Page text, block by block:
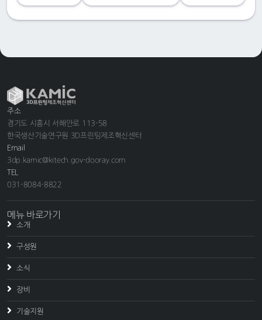
주소
경기도 시흥시 서해안로 113-58
한국생산기술연구원 3D프린팅제조혁신센터
Email
3dp.kamic@kitech.gov-dooray.com
TEL
031-8084-8822
메뉴 바로가기
소개
구성원
소식
장비
기술지원